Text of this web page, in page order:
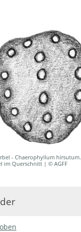
- Chaerophyllum hirsutum.
im Querschnitt | © AGFF